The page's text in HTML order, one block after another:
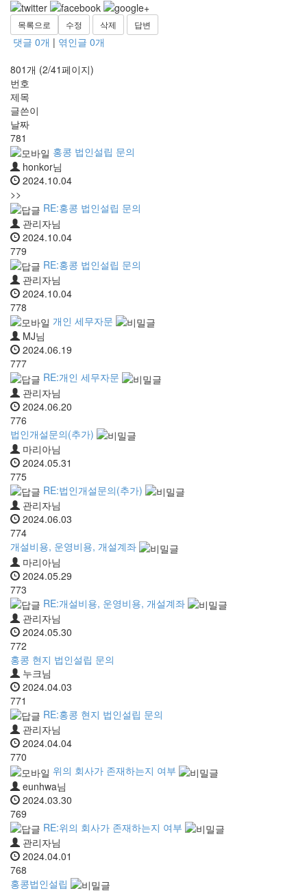
목록으로 수정 삭제 답변
댓글 0개 | 엮인글 0개
801개 (2/41페이지)
번호
제목
글쓴이
날짜
781
홍콩 법인설립 문의
honkor님
2024.10.04
>>
RE:홍콩 법인설립 문의
관리자님
2024.10.04
779
RE:홍콩 법인설립 문의
관리자님
2024.10.04
778
개인 세무자문
MJ님
2024.06.19
777
RE:개인 세무자문
관리자님
2024.06.20
776
법인개설문의(추가)
마리아님
2024.05.31
775
RE:법인개설문의(추가)
관리자님
2024.06.03
774
개설비용, 운영비용, 개설계좌
마리아님
2024.05.29
773
RE:개설비용, 운영비용, 개설계좌
관리자님
2024.05.30
772
홍콩 현지 법인설립 문의
누크님
2024.04.03
771
RE:홍콩 현지 법인설립 문의
관리자님
2024.04.04
770
위의 회사가 존재하는지 여부
eunhwa님
2024.03.30
769
RE:위의 회사가 존재하는지 여부
관리자님
2024.04.01
768
홍콩법인설립